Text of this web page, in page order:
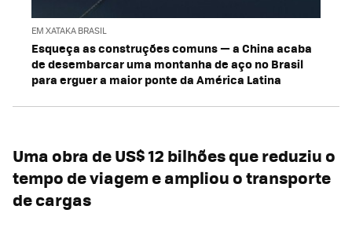
EM XATAKA BRASIL
Esqueça as construções comuns — a China acaba
de desembarcar uma montanha de aço no Brasil
para erguer a maior ponte da América Latina
Uma obra de US$ 12 bilhões que reduziu o
tempo de viagem e ampliou o transporte
de cargas